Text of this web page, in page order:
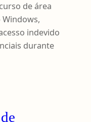
de área
indevido
durante